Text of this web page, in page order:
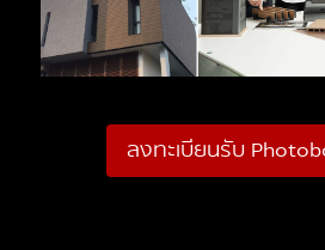
ลงทะเบียนรับ